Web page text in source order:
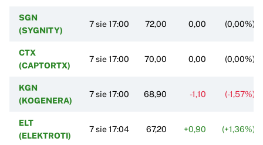
SGN
(SYGNITY)
7 sie 17:00 72,00 0,00 (0,00%)
CTX
(CAPTORTX)
7 sie 17:00 70,00 0,00 (0,00%)
KGN
(KOGENERA)
7 sie 17:00 68,90 -1,10 (-1,57%)
ELT
(ELEKTROTI)
7 sie 17:04 67,20 +0,90 (+1,36%)